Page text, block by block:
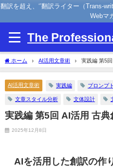
翻訳を超え、‘’翻訳ライター（Trans-
Webマ
The
ホーム AI活用文章術
AI活用文章術 実践編 プロンプ
文章スタイル分析 文体設計
実践編 第5回 AI活用 古典
2025年12月8日
AIを活用した創訳の作